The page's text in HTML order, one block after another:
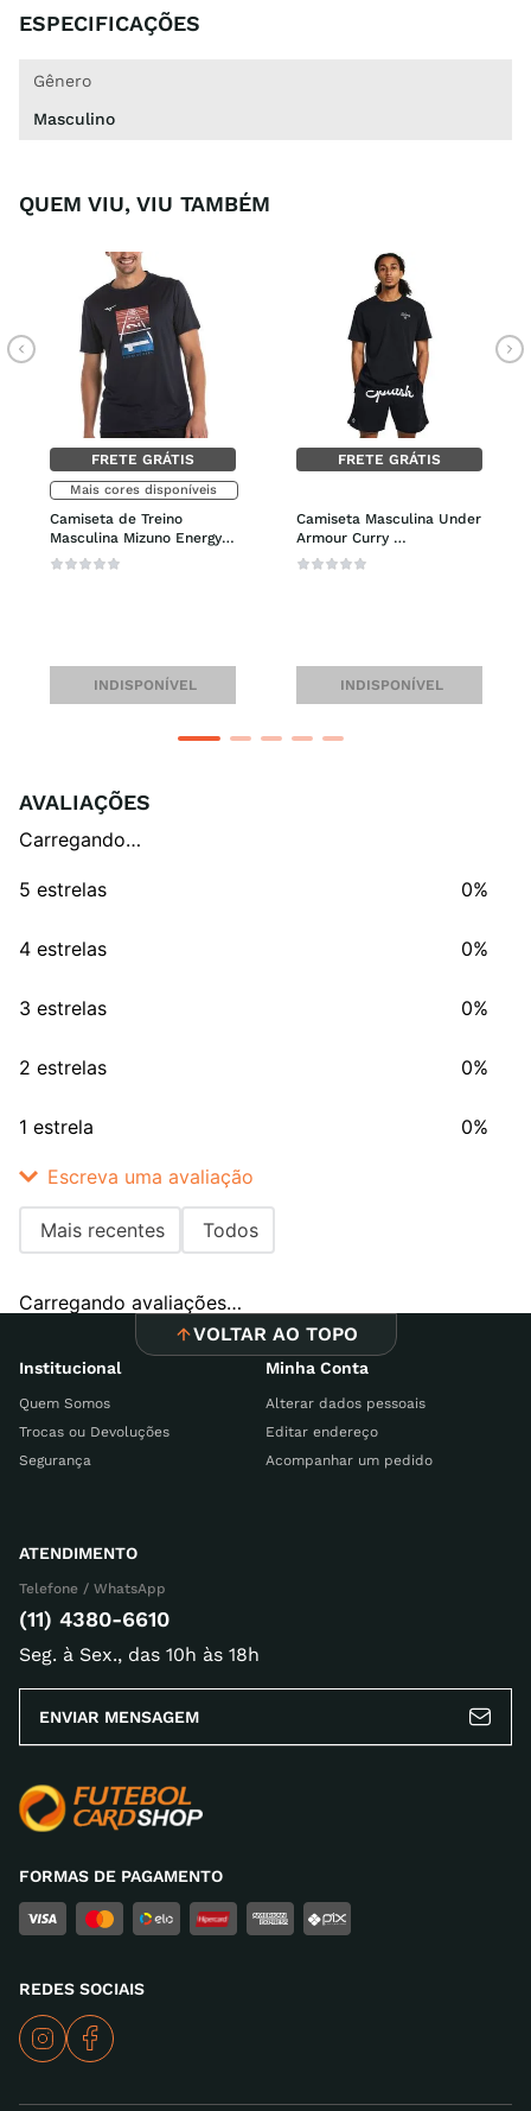
ESPECIFICAÇÕES
Gênero
Masculino
QUEM VIU, VIU TAMBÉM
FRETE GRÁTIS
Mais cores disponíveis
Camiseta de Treino
Masculina Mizuno Energy
Stamp
INDISPONÍVEL
FRETE GRÁTIS
Camiseta Masculina Under
Armour Curry
Embroidered Splash
INDISPONÍVEL
AVALIAÇÕES
Carregando…
5 estrelas 0%
4 estrelas 0%
3 estrelas 0%
2 estrelas 0%
1 estrela 0%
Escreva uma avaliação
Título
Avalie o produto de 1 a 5 estrelas
Seu nome
Escreva uma avaliação
Mais recentes Todos
Carregando avaliações…
VOLTAR AO TOPO
Institucional
Quem Somos
Trocas ou Devoluções
Segurança
Minha Conta
Alterar dados pessoais
Editar endereço
Acompanhar um pedido
ATENDIMENTO
Telefone / WhatsApp
(11) 4380-6610
Seg. à Sex., das 10h às 18h
ENVIAR MENSAGEM
FORMAS DE PAGAMENTO
REDES SOCIAIS